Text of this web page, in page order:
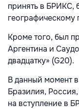
принять в БРИКС,
географическому
Кроме того, был
Аргентина и
двадцатку» (G20).
В данный момент
Бразилия,
на вступление в